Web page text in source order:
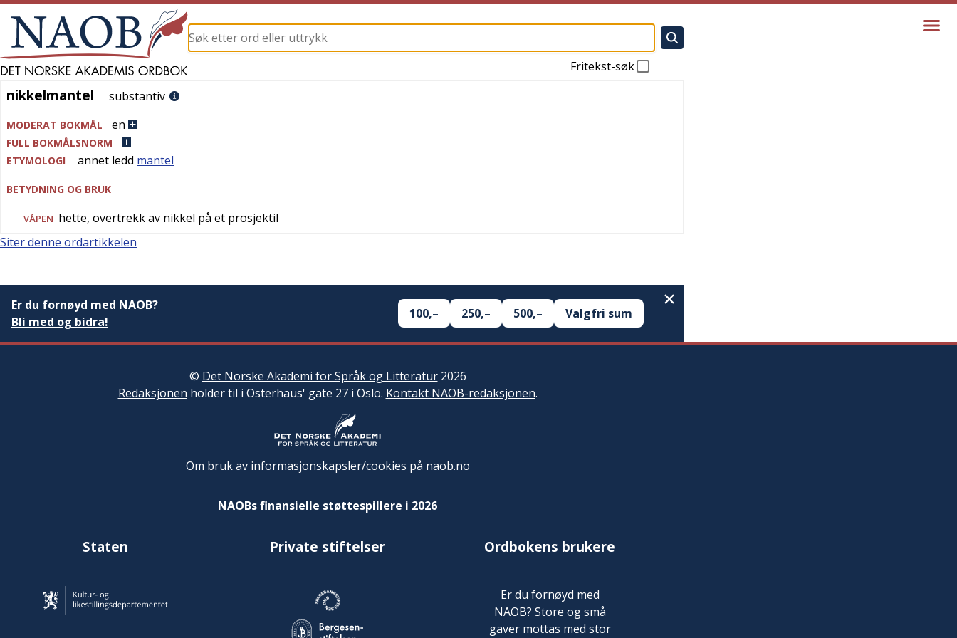
Fritekst-søk
nikkelmantel
nikkelmantel substantiv
MODERAT BOKMÅL en
FULL BOKMÅLSNORM
ETYMOLOGI
annet ledd mantel
BETYDNING OG BRUK
VÅPEN hette, overtrekk av nikkel på et prosjektil
Siter denne ordartikkelen
Er du fornøyd med NAOB?
Bli med og bidra!
100,– 250,– 500,– Valgfri sum
© Det Norske Akademi for Språk og Litteratur2026
Redaksjonen holder til i Osterhaus' gate 27 i Oslo. Kontakt NAOB-redaksjonen.
Om bruk av informasjonskapsler/cookies på naob.no
NAOBs finansielle støttespillere i 2026
Staten Private stiftelser Ordbokens brukere
Er du fornøyd med
NAOB? Store og små
gaver mottas med stor